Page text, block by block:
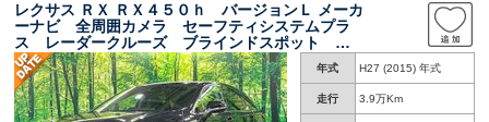
レクサス ＲＸ ＲＸ４５０ｈ バージョンＬ メーカ
ーナビ 全周囲カメラ セーフティシステムプラ
ス レーダークルーズ ブラインドスポット ヘ
ッドアップディスプレイ 三眼ＬＥＤヘッド シ
ートベンチレーション シートヒーター パワー
バックドア
年式 H27 (2015) 年式
走行 3.9万Km